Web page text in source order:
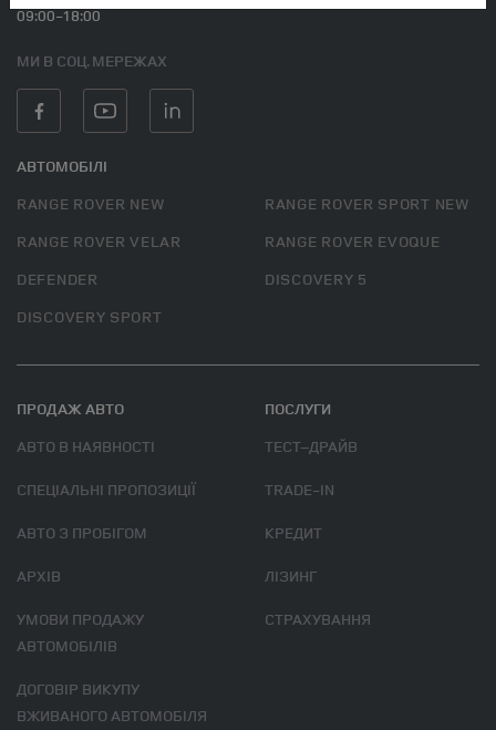
09:00-18:00
МИ В СОЦ. МЕРЕЖАХ
АВТОМОБІЛІ
RANGE ROVER NEW
RANGE ROVER SPORT NEW
RANGE ROVER VELAR
RANGE ROVER EVOQUE
DEFENDER
DISCOVERY 5
DISCOVERY SPORT
ПРОДАЖ АВТО
АВТО В НАЯВНОСТІ
СПЕЦІАЛЬНІ ПРОПОЗИЦІЇ
АВТО З ПРОБІГОМ
АРХІВ
УМОВИ ПРОДАЖУ
АВТОМОБІЛІВ
ДОГОВІР ВИКУПУ
ВЖИВАНОГО АВТОМОБІЛЯ
ПОСЛУГИ
ТЕСТ–ДРАЙВ
TRADE-IN
КРЕДИТ
ЛІЗИНГ
СТРАХУВАННЯ